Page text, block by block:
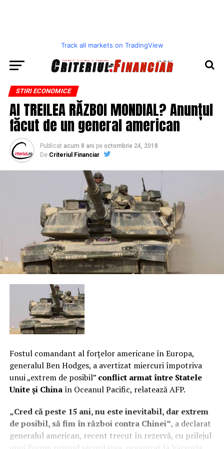
Track all markets on TradingView
STIRI ECONOMICE
Al TREILEA RĂZBOI MONDIAL? Anunțul
făcut de un general american
Publicat acum 8 ani pe octombrie 24, 2018
De Criteriul Financiar
Fostul comandant al forţelor americane în Europa,
generalul Ben Hodges, a avertizat miercuri împotriva
unui „extrem de posibil” conflict armat între Statele
Unite şi Chinaîn Oceanul Pacific, relatează AFP.
„Cred că peste 15 ani, nu este inevitabil, dar extrem
de posibil, să fim în război contra Chinei”, a declarat
generalul american, recent trecut în rezervă, cu prilejul